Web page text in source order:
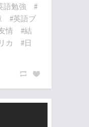
語勉強
#
#英語ブ
情
#結
カ
#日